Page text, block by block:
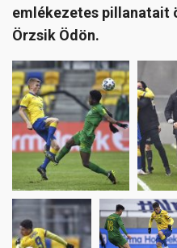
emlékezetes
Örzsik Ödön.